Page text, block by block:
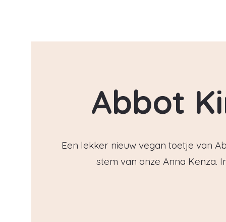
Abbot
Een lekker nieuw vegan toetje van
stem van onze Anna Kenza.